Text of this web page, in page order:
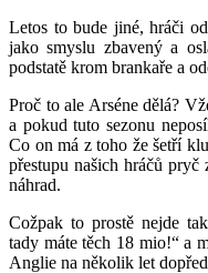
Letos to bude jiné, hráči
jako smyslu zbavený a
podstatě krom brankaře a
Proč to ale Arséne dělá?
a pokud tuto sezonu
Co on má z toho že šetří
přestupu našich hráčů
náhrad.
Cožpak to prostě nejde
tady máte těch 18 mio!“ a
Anglie na několik let